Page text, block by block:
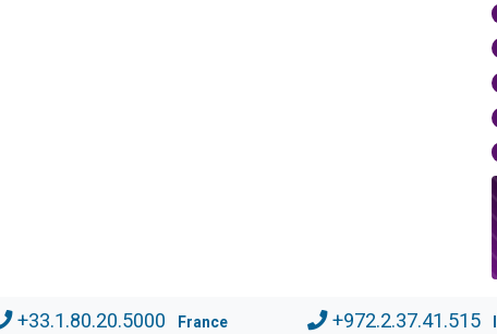
+33.1.80.20.5000 France +972.2.37.41.515